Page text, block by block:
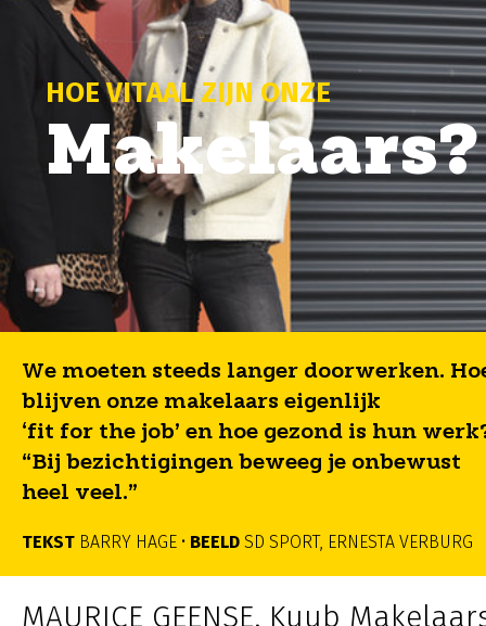
We moeten steeds langer doorwerken.
blijven onze makelaars eigenlijk
‘fit for the job’ en hoe gezond is hun
“Bij bezichtigingen beweeg je onbewust
heel veel.”
TEKST BARRY HAGE • BEELD SD SPORT, ERNESTA VERBURG
HOE VITAAL ZIJN ONZE
Makelaars?
MAURICE GEENSE, Kuub